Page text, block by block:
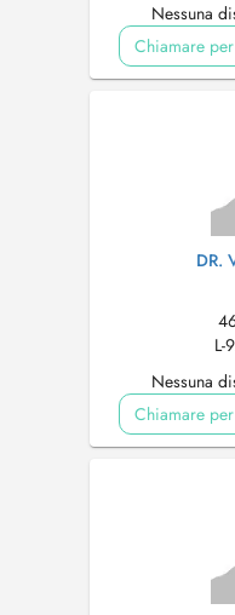
Nessuna
Chiamare
DR.
L-
Nessuna
Chiamare